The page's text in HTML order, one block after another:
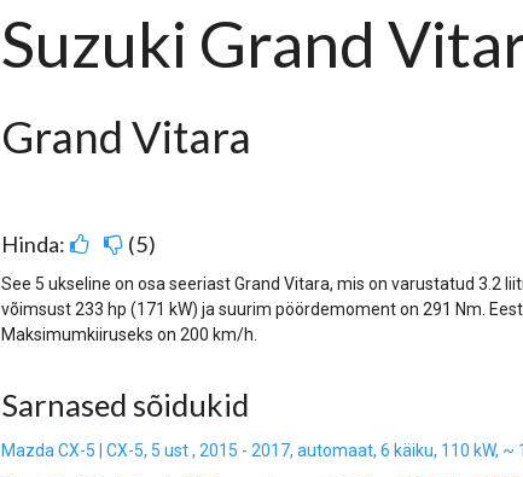
Suzuki Grand
Grand Vitara
Hinda: 5
See 5 ukseline on osa seeriast Grand Vitara, mis on varustatud 3.2
võimsust 233 hp (171 kW) ja suurim pöördemoment on 291 Nm.
Maksimumkiiruseks on 200 km/h.
Sarnased sõidukid
Mazda CX-5 | CX-5, 5 ust , 2015 - 2017, automaat, 6 käiku, 110 kW, ~